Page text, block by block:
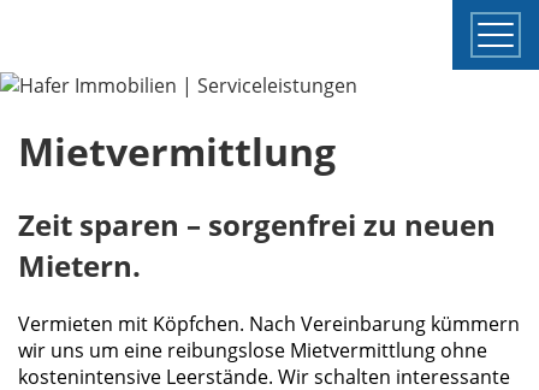
Mietvermittlung
Zeit sparen – sorgenfrei zu neuen
Mietern.
Vermieten mit Köpfchen. Nach Vereinbarung kümmern
wir uns um eine reibungslose Mietvermittlung ohne
kostenintensive Leerstände. Wir schalten interessante